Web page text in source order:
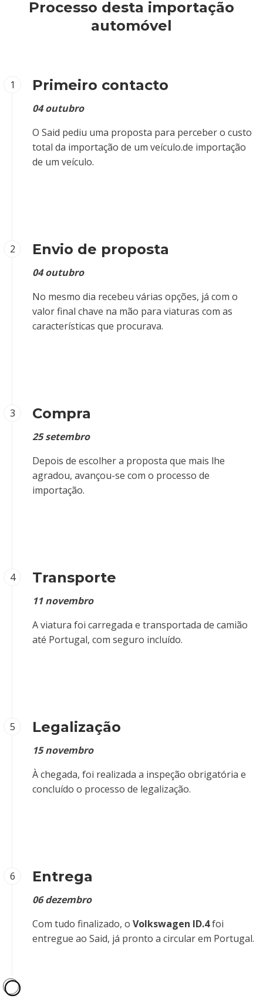
Processo desta importação
automóvel
1 Primeiro contacto
04 outubro
O Said pediu uma proposta para perceber o custo
total da importação de um veículo.de importação
de um veículo.
2 Envio de proposta
04 outubro
No mesmo dia recebeu várias opções, já com o
valor final chave na mão para viaturas com as
características que procurava.
3 Compra
25 setembro
Depois de escolher a proposta que mais lhe
agradou, avançou-se com o processo de
importação.
4 Transporte
11 novembro
A viatura foi carregada e transportada de camião
até Portugal, com seguro incluído.
5 Legalização
15 novembro
À chegada, foi realizada a inspeção obrigatória e
concluído o processo de legalização.
6 Entrega
06 dezembro
Com tudo finalizado, o Volkswagen ID.4foi
entregue ao Said, já pronto a circular em Portugal.